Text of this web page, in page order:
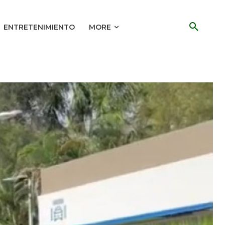
ENTRETENIMIENTO MORE